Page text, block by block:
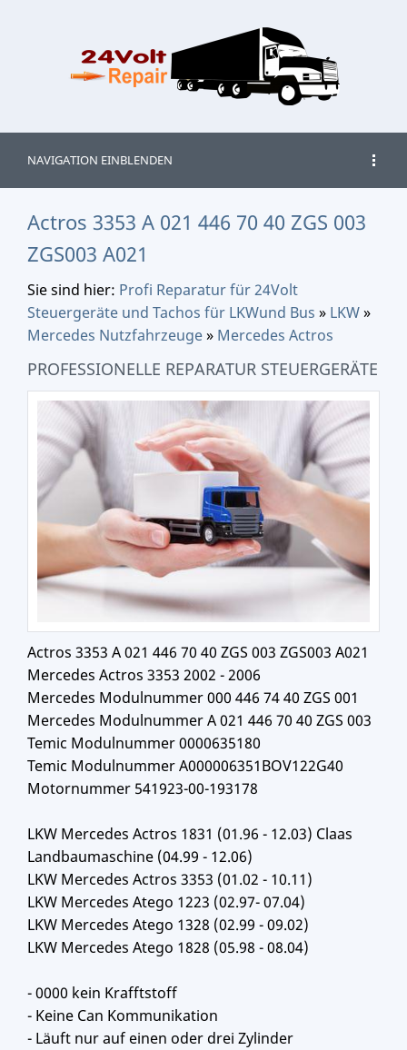
NAVIGATION EINBLENDEN
Actros 3353 A 021 446 70 40 ZGS 003
ZGS003 A021
Sie sind hier: Profi Reparatur für 24Volt
Steuergeräte und Tachos für LKWund Bus » LKW»
Mercedes Nutzfahrzeuge» Mercedes Actros
PROFESSIONELLE REPARATUR STEUERGERÄTE
Actros 3353 A 021 446 70 40 ZGS 003 ZGS003 A021
Mercedes Actros 3353 2002 - 2006
Mercedes Modulnummer 000 446 74 40 ZGS 001
Mercedes Modulnummer A 021 446 70 40 ZGS 003
Temic Modulnummer 0000635180
Temic Modulnummer A000006351BOV122G40
Motornummer 541923-00-193178
LKW Mercedes Actros 1831 (01.96 - 12.03) Claas
Landbaumaschine (04.99 - 12.06)
LKW Mercedes Actros 3353 (01.02 - 10.11)
LKW Mercedes Atego 1223 (02.97- 07.04)
LKW Mercedes Atego 1328 (02.99 - 09.02)
LKW Mercedes Atego 1828 (05.98 - 08.04)
- 0000 kein Krafftstoff
- Keine Can Kommunikation
- Läuft nur auf einen oder drei Zylinder